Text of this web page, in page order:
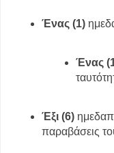
Ένας (1)
Ένας
Έξι (6)
παραβάσεις